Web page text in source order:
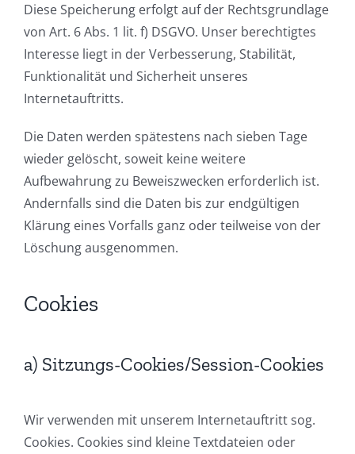
Diese Speicherung erfolgt auf der Rechtsgrundlage
von Art. 6 Abs. 1 lit. f) DSGVO. Unser berechtigtes
Interesse liegt in der Verbesserung, Stabilität,
Funktionalität und Sicherheit unseres
Internetauftritts.
Die Daten werden spätestens nach sieben Tage
wieder gelöscht, soweit keine weitere
Aufbewahrung zu Beweiszwecken erforderlich ist.
Andernfalls sind die Daten bis zur endgültigen
Klärung eines Vorfalls ganz oder teilweise von der
Löschung ausgenommen.
Cookies
a) Sitzungs-Cookies/Session-Cookies
Wir verwenden mit unserem Internetauftritt sog.
Cookies. Cookies sind kleine Textdateien oder